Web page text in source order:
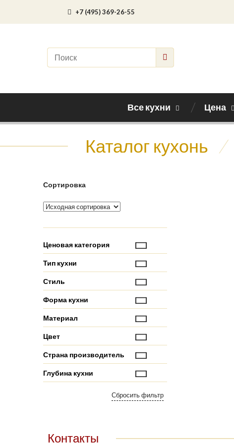
+7 (495) 369-26-55
Все кухни Цена
Каталог кухонь /
Сортировка
Ценовая категория
Тип кухни
Стиль
Форма кухни
Материал
Цвет
Страна производитель
Глубина кухни
Контакты